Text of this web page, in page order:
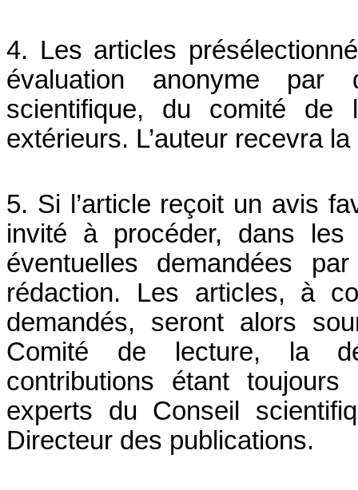
4. Les articles
évaluation anonyme
scientifique, du comité de
extérieurs. L’auteur recevra
5. Si l’article reçoit un avis
invité à procéder, dans
éventuelles demandées
rédaction. Les articles, à
demandés, seront alors
Comité de lecture, la
contributions étant
experts du Conseil
Directeur des publications.